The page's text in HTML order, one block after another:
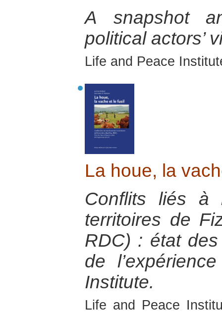
A snapshot
political actors’
Life and Peace
La houe, la
Conflits liés à
territoires de
RDC) : état
de
Institute.
Life and Peace